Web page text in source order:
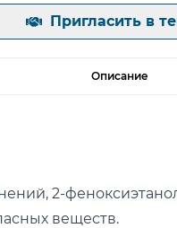
Пригласить в
Описание
2-
веществ.